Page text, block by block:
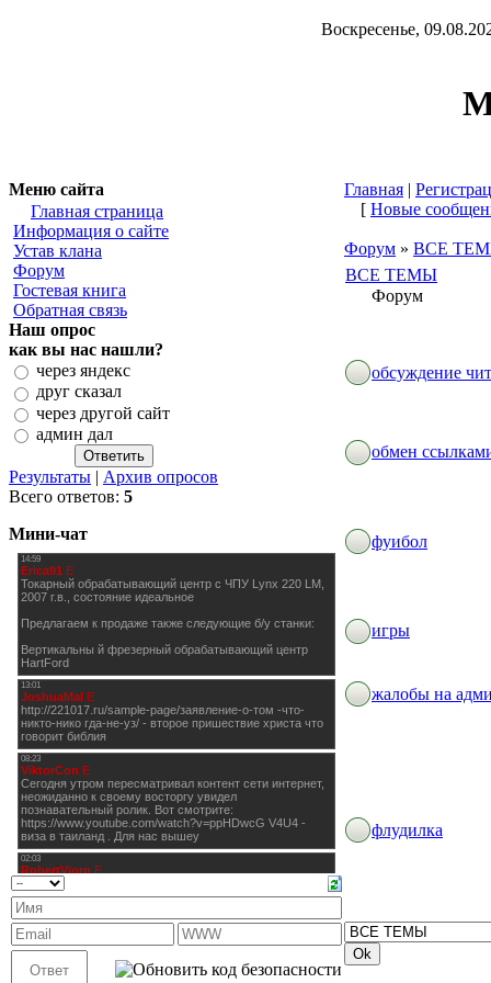
Воскресенье,
Меню сайта
Главная страница
Информация о сайте
Устав клана
Форум
Гостевая книга
Обратная связь
Наш опрос
как вы нас нашли?
через яндекс
друг сказал
через другой сайт
админ дал
Результаты | Архив опросов
Всего ответов: 5
Мини-чат
Главная |
[ Новые
Форум » ВСЕ
ВСЕ ТЕМЫ
Форум
обсуждение
обмен
фуибол
игры
жалобы на
флудилка